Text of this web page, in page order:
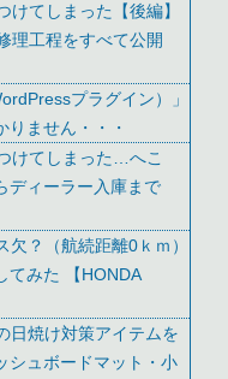
けてしまった【後編】
理工程をすべて公開
プラグイン）」
りません・・・
けてしまった…へこ
ディーラー入庫まで
？（航続距離0ｋｍ）
てみた 【HONDA
日焼け対策アイテムを
シュボードマット・小